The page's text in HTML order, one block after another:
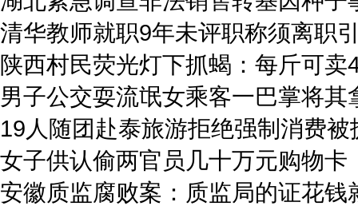
清华教师就职9年未评职称须离职
陕西村民荧光灯下抓蝎：每斤可卖
男子公交耍流氓女乘客一巴掌将其
19人随团赴泰旅游拒绝强制消费被
女子供认偷两官员几十万元购物卡
安徽质监腐败案：质监局的证花钱